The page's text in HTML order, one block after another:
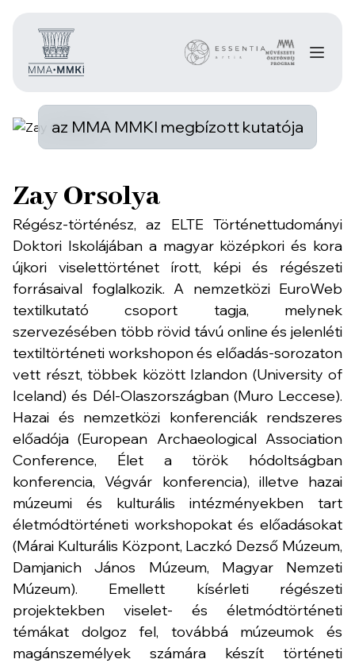
az MMA MMKI megbízott kutatója
Zay Orsolya
Régész-történész, az ELTE Történettudományi
Doktori Iskolájában a magyar középkori és kora
újkori viselettörténet írott, képi és régészeti
forrásaival foglalkozik. A nemzetközi EuroWeb
textilkutató csoport tagja, melynek
szervezésében több rövid távú online és jelenléti
textiltörténeti workshopon és előadás-sorozaton
vett részt, többek között Izlandon (University of
Iceland) és Dél-Olaszországban (Muro Leccese).
Hazai és nemzetközi konferenciák rendszeres
előadója (European Archaeological Association
Conference, Élet a török hódoltságban
konferencia, Végvár konferencia), illetve hazai
múzeumi és kulturális intézményekben tart
életmódtörténeti workshopokat és előadásokat
(Márai Kulturális Központ, Laczkó Dezső Múzeum,
Damjanich János Múzeum, Magyar Nemzeti
Múzeum). Emellett kísérleti régészeti
projektekben viselet- és életmódtörténeti
témákat dolgoz fel, továbbá múzeumok és
magánszemélyek számára készít történeti